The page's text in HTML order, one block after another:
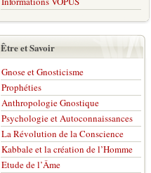
Être et Savoir
Gnose et Gnosticisme
Prophéties
Anthropologie Gnostique
Psychologie et Autoconnaissances
La Révolution de la Conscience
Kabbale et la création de l’Homme
Etude de l’Âme